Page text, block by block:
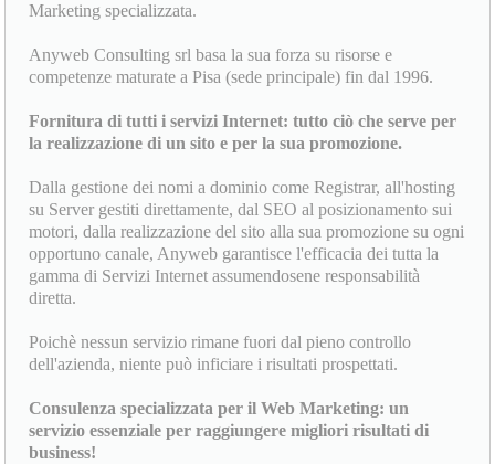
Marketing specializzata.
Anyweb Consulting srl basa la sua forza su risorse e
competenze maturate a Pisa (sede principale) fin dal 1996.
Fornitura di tutti i servizi Internet: tutto ciò che serve per
la realizzazione di un sito e per la sua promozione.
Dalla gestione dei nomi a dominio come Registrar, all'hosting
su Server gestiti direttamente, dal SEO al posizionamento sui
motori, dalla realizzazione del sito alla sua promozione su ogni
opportuno canale, Anyweb garantisce l'efficacia dei tutta la
gamma di Servizi Internet assumendosene responsabilità
diretta.
Poichè nessun servizio rimane fuori dal pieno controllo
dell'azienda, niente può inficiare i risultati prospettati.
Consulenza specializzata per il Web Marketing: un
servizio essenziale per raggiungere migliori risultati di
business!